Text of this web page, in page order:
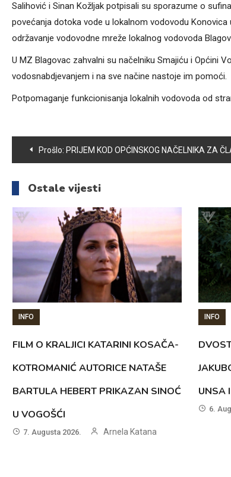
Salihović i Sinan Kožljak potpisali su sporazume o
povećanja dotoka vode u lokalnom vodovodu
održavanje vodovodne mreže lokalnog vodovoda
U MZ Blagovac zahvalni su načelniku Smajiću i Općini
vodosnabdjevanjem i na sve načine nastoje im pomoći.
Potpomaganje funkcionisanja lokalnih vodovoda od
Navigacija
članaka
Prošlo: PRIJEM KOD OPĆINSKOG NAČELNIKA ZA ČLANOVE BOKSERSKOG KLUBA
Ostale vijesti
INFO
FILM O KRALJICI KATARINI KOSAČA-
KOTROMANIĆ AUTORICE NATAŠE
BARTULA HEBERT PRIKAZAN SINOĆ
U VOGOŠĆI
7. Augusta 2026. Arnela Katana
INFO
UNSA
6.